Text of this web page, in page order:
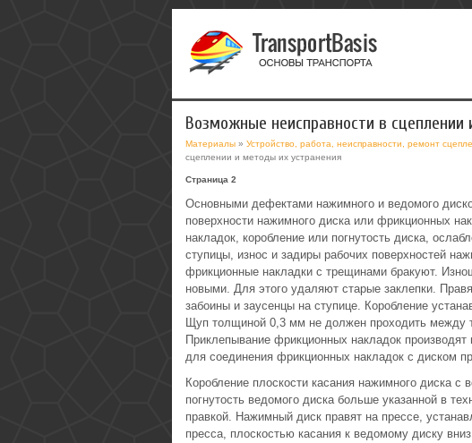
Возможные неисправности в
Материалы » Устройство, работа, неисправности, ремонт
сцеплении и методы их устранения
Страница 2
Основными дефектами нажимного и ведомого
поверхности нажимного диска или фрикционных
накладок, коробление или погнутость диска,
ступицы, износ и задиры рабочих поверхностей
фрикционные накладки с трещинами бракуют.
новыми. Для этого удаляют старые заклепки.
забоины и заусенцы на ступице. Коробление
Щуп толщиной 0,3 мм не должен проходить между
Приклепывание фрикционных накладок
для соединения фрикционных накладок с диском
Коробление плоскости касания нажимного диска
погнутость ведомого диска больше указанной в
правкой. Нажимный диск правят на прессе,
пресса, плоскостью касания к ведомому диску